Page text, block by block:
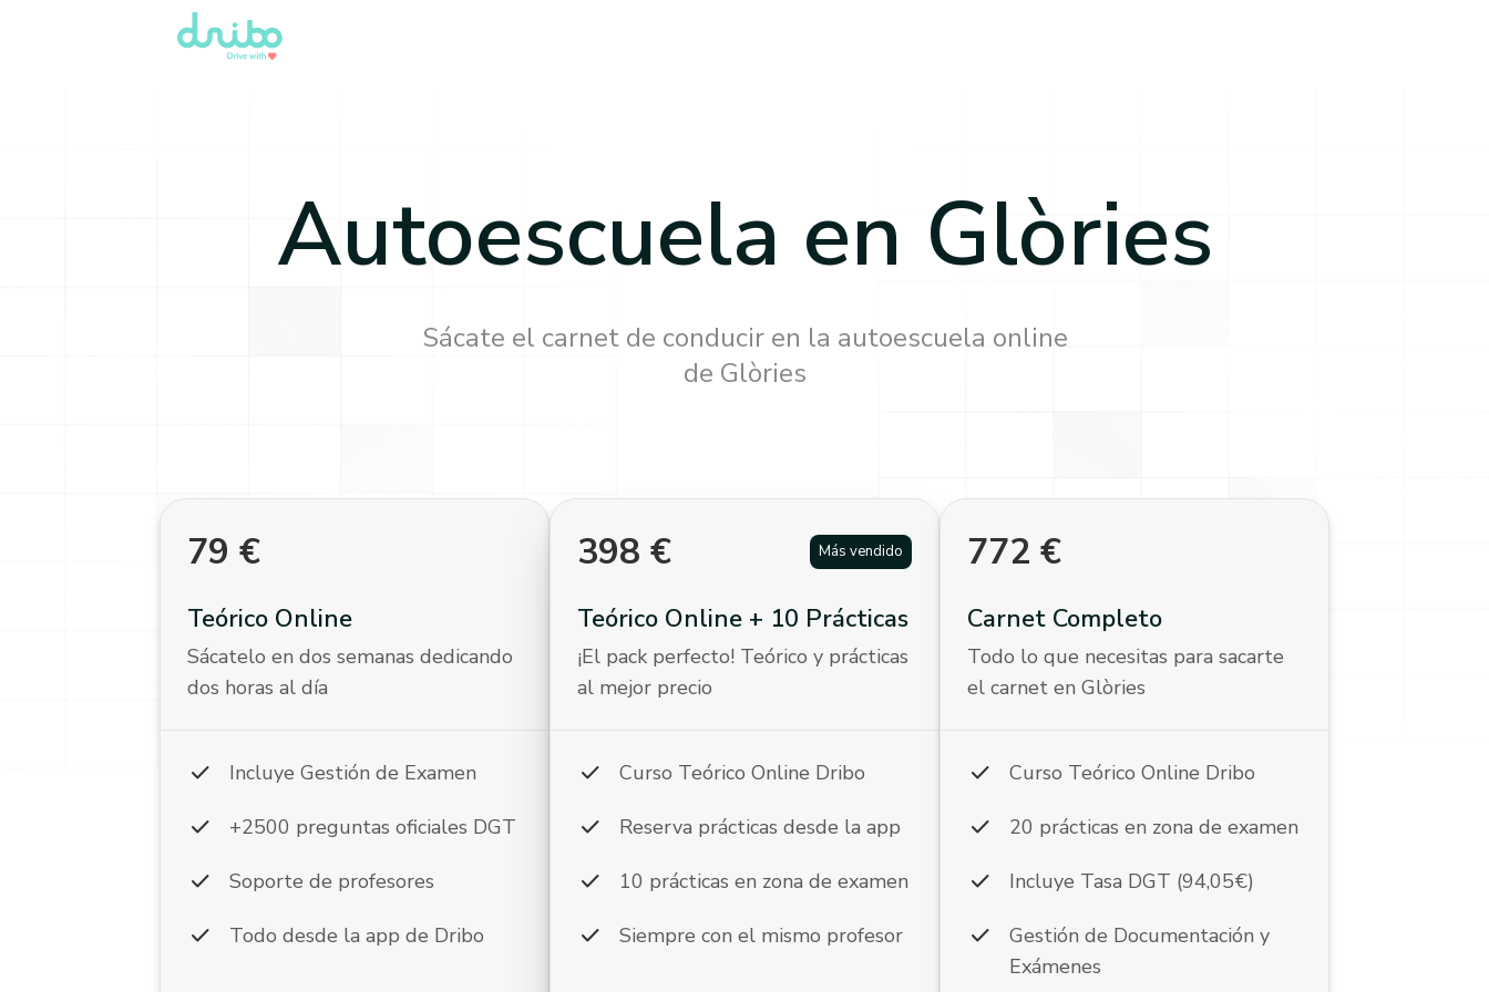
Autoescuela en Glòries
Sácate el carnet de conducir en la autoescuela online
de Glòries
79 €
Teórico Online
Sácatelo en dos semanas dedicando
dos horas al día
check Incluye Gestión de Examen
check +2500 preguntas oficiales DGT
check Soporte de profesores
check Todo desde la app de Dribo
398 € Más vendido
Teórico Online + 10 Prácticas
¡El pack perfecto! Teórico y prácticas
al mejor precio
check Curso Teórico Online Dribo
check Reserva prácticas desde la app
check 10 prácticas en zona de examen
check Siempre con el mismo profesor
772 €
Carnet Completo
Todo lo que necesitas para sacarte
el carnet en Glòries
check Curso Teórico Online Dribo
check 20 prácticas en zona de examen
check Incluye Tasa DGT (94,05€)
check
Gestión de Documentación y
Exámenes